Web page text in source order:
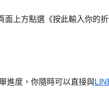
面上方點選《按此輸入你的
進度，你隨時可以直接與